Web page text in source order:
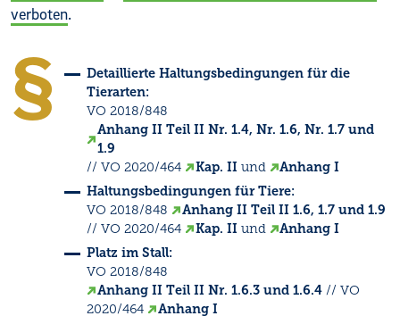
verboten.
Detaillierte Haltungsbedingungen für die
Tierarten:
VO 2018/848
Anhang II Teil II Nr. 1.4, Nr. 1.6, Nr. 1.7 und
1.9
// VO 2020/464
Kap. II und
Anhang I
Haltungsbedingungen für Tiere:
VO 2018/848
Anhang II Teil II 1.6, 1.7 und 1.9
// VO 2020/464
Kap. II und
Anhang I
Platz im Stall:
VO 2018/848
Anhang II Teil II Nr. 1.6.3 und 1.6.4// VO
2020/464
Anhang I